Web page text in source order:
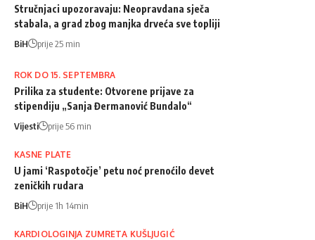
Stručnjaci upozoravaju: Neopravdana sječa
stabala, a grad zbog manjka drveća sve topliji
BiH prije 25 min
ROK DO 15. SEPTEMBRA
Prilika za studente: Otvorene prijave za
stipendiju „Sanja Đermanović Bundalo“
Vijesti prije 56 min
KASNE PLATE
U jami ‘Raspotočje’ petu noć prenoćilo devet
zeničkih rudara
BiH prije 1h 14min
KARDIOLOGINJA ZUMRETA KUŠLJUGIĆ